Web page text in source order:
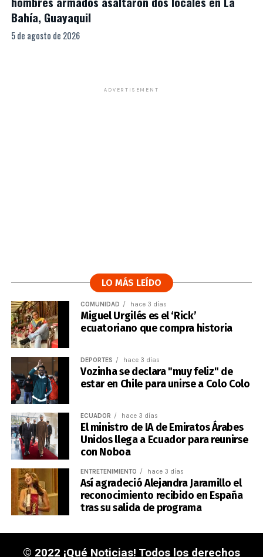
Bahía, Guayaquil
5 de agosto de 2026
ADVERTISEMENT
LO MÁS LEÍDO
COMUNIDAD hace 3 días
Miguel Urgilés es el ‘Rick’
ecuatoriano que compra historia
DEPORTES hace 3 días
Vozinha se declara "muy feliz" de
estar en Chile para unirse a Colo Colo
ECUADOR hace 3 días
El ministro de IA de Emiratos Árabes
Unidos llega a Ecuador para reunirse
con Noboa
ENTRETENIMIENTO hace 3 días
Así agradeció Alejandra Jaramillo el
reconocimiento recibido en España
tras su salida de programa
© 2022 ¡Qué Noticias! Todos los derechos